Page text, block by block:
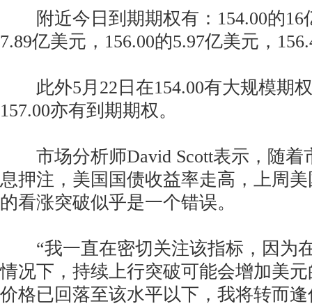
附近今日到期期权有：154.00的16
7.89亿美元，156.00的5.97亿美元，
此外5月22日在154.00有大规模期权
157.00亦有到期期权。
市场分析师David Scott表示，随着
息押注，美国国债收益率走高，上周
的看涨突破似乎是一个错误。
“我一直在密切关注该指标，因为
情况下，持续上行突破可能会增加美
价格已回落至该水平以下，我将转而